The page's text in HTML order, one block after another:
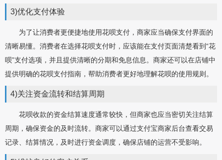
3)优化支付体验
为了让消费者更便捷地使用花呗支付，商家应当确保支付界面的
清晰易懂。消费者在选择花呗支付时，应该能在支付页面清楚看到“花
呗”支付选项，并且提供清晰的分期和免息信息。商家还可以在店铺中
提供明确的花呗支付指南，帮助消费者更好地理解花呗的使用规则。
4)关注资金流转和结算周期
花呗收款的资金结算速度通常较快，但商家也应当密切关注结算
周期，确保资金的及时流转。商家可以通过支付宝商家后台查看交易
记录、结算情况，及时进行资金调度，确保店铺的运营不受影响。